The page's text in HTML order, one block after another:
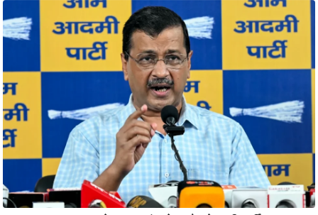
श्ले
ष
स
म
सा
म
यि
मा